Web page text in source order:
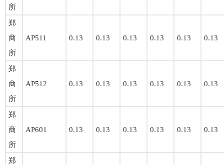
所
郑
商
所
AP511 0.13 0.13 0.13 0.13 0.13 0.13
郑
商
所
AP512 0.13 0.13 0.13 0.13 0.13 0.13
郑
商
所
AP601 0.13 0.13 0.13 0.13 0.13 0.13
郑